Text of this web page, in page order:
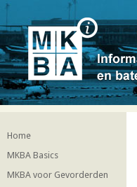
Home
MKBA Basics
MKBA voor Gevorderden